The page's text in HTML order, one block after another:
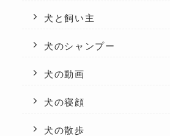
犬と飼い主
犬のシャンプー
犬の動画
犬の寝顔
犬の散歩